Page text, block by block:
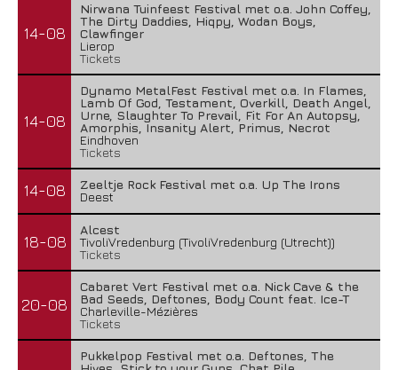
14-08
Nirwana Tuinfeest Festival met o.a. John Coffey,
The Dirty Daddies, Hiqpy, Wodan Boys,
Clawfinger
Lierop
Tickets
14-08
Dynamo MetalFest Festival met o.a. In Flames,
Lamb Of God, Testament, Overkill, Death Angel,
Urne, Slaughter To Prevail, Fit For An Autopsy,
Amorphis, Insanity Alert, Primus, Necrot
Eindhoven
Tickets
14-08
Zeeltje Rock Festival met o.a. Up The Irons
Deest
18-08
Alcest
TivoliVredenburg (TivoliVredenburg (Utrecht))
Tickets
20-08
Cabaret Vert Festival met o.a. Nick Cave & the
Bad Seeds, Deftones, Body Count feat. Ice-T
Charleville-Mézières
Tickets
Pukkelpop Festival met o.a. Deftones, The